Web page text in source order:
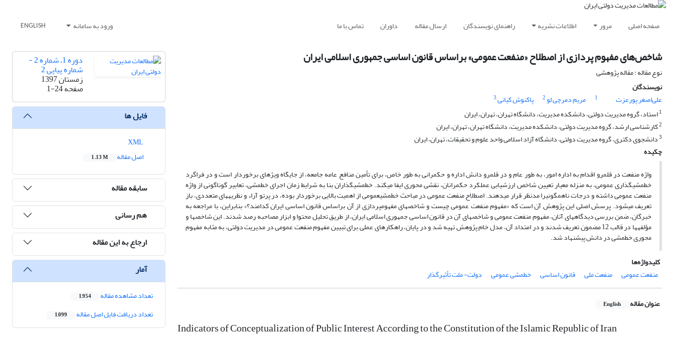
صفحه اصلی مرور اطلاعات نشریه راهنمای نویسندگان ارسال مقاله داوران تماس با ما ورود به سامانه ENGLISH
شاخص‌های مفهوم پردازی از اصطلاح «منفعت عمومی» براساس قانون اساسی جمهوری اسلامی ایران
نوع مقاله : مقاله پژوهشی
نویسندگان
علی‌اصغر پورعزت
1 مریم دمرچی لو2 پاکنوش کیانی3
1استاد، گروه مدیریت دولتی، دانشکده مدیریت، دانشگاه تهران، تهران، ایران
2کارشناسی ارشد، گروه مدیریت دولتی، دانشکده مدیریت، دانشگاه تهران، تهران، ایران
3دانشجوی دکتری، گروه مدیریت دولتی، دانشگاه آزاد اسلامی واحد علوم و تحقیقات، تهران، ایران
چکیده
واژه منفعت در قلمرو اقدام به اداره امور، به طور عام و در قلمرو دانش اداره و حکمرانی به طور خاص، برای تأمین منافع عامه جامعه، از جایگاه ویژهای برخوردار است و در فراگرد
خطمشیگذاری عمومی، به منزله معیار تعیین شاخص ارزشیابی عملکرد حکمرانان، نقشی محوری ایفا میکند. خطمشیگذاران بنا به شرایط زمان اجرای خطمشی، تعابیر گوناگونی از واژه
منفعت عمومی داشته و درجات ناهمگونیرا مدنظر قرار میدهند. اصطلاح منفعت عمومی در مباحث خطمشیعمومی از اهمیت بالایی برخوردار بوده، در پرتو آراء و نظریههای متعددی، باز
تعریف میشود. پرسش اصلی این پژوهش آن است که «مفهوم منفعت عمومی چیست و شاخصهای مفهومپردازی از آن براساس قانون اساسی ایران کدامند؟» بنابراین، با مراجعه به
خبرگان، ضمن بررسی دیدگاههای آنان، مفهوم منفعت عمومی و شاخصهای آن در قانون اساسی جمهوری اسلامی ایران، از طریق تحلیل محتوا و ابزار مصاحبه رصد شدند. این شاخصها و
مؤلفهها در قالب 12 مضمون تعریف شدند و در امتداد آن، مدل خام پژوهش تهیه شد و در پایان، راهکارهای عملی برای تبیین مفهوم منفعت عمومی در مدیریت دولتی، به مثابه مفهوم
محوری خطمشی در دانش پیشنهاد شد.
کلیدواژه‌ها
منفعت عمومی
منفعت ملی قانون اساسی خطمشی عمومی دولت- ملت تأثیرگذار
عنوان مقاله English
Indicators of Conceptualization of Public Interest According to the Constitution of the Islamic Republic of Iran
دوره 1، شماره 2 -
شماره پیاپی 2
زمستان 1397
صفحه1-24
فایل ها
اصل مقاله
1.13 M
سابقه مقاله
هم رسانی
ارجاع به این مقاله
آمار
تعداد مشاهده مقاله 1,954
تعداد دریافت فایل اصل مقاله 1,099